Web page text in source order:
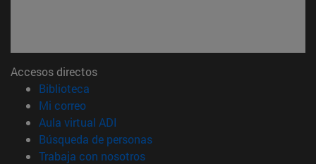
Accesos directos
Biblioteca
Mi correo(abre en nueva ventana)
Aula virtual ADI
Búsqueda de personas(abre en nueva ventana)
Trabaja con nosotros(abre en nueva ventana)